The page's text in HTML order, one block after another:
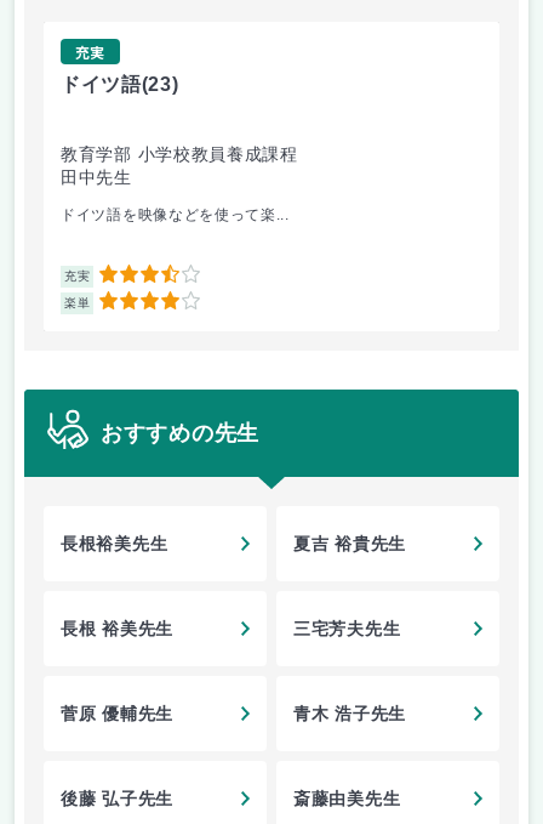
充実
ドイツ語(23)
教育学部 小学校教員養成課程
田中先生
ドイツ語を映像などを使って楽...
充実 3.5
楽単 4
おすすめの先生
長根裕美先生 夏吉 裕貴先生
長根 裕美先生 三宅芳夫先生
菅原 優輔先生 青木 浩子先生
後藤 弘子先生 斎藤由美先生